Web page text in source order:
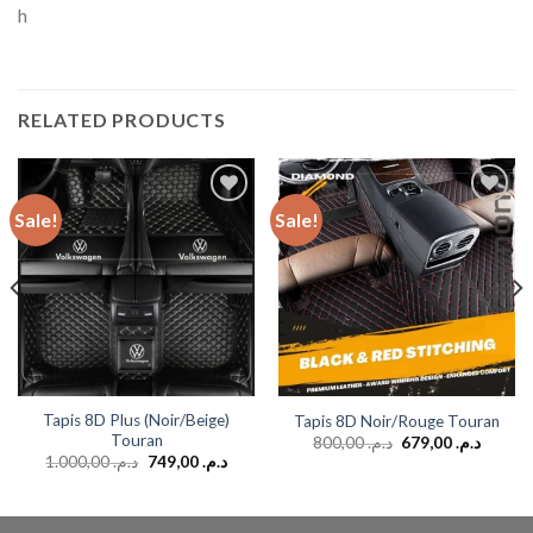
h
RELATED PRODUCTS
Sale!
Add to
wishlist
Tapis 8D Plus (Noir/Beige)
Touran
د.م.1.000,00 د.م.749,00
Sale!
Add to
wishlist
Tapis 8D Noir/Rouge Touran
د.م.800,00 د.م.679,00